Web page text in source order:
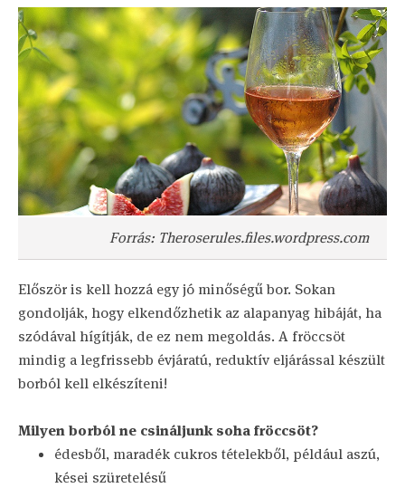
Forrás: Theroserules.files.wordpress.com
Először is kell hozzá egy jó minőségű bor. Sokan
gondolják, hogy elkendőzhetik az alapanyag hibáját, ha
szódával hígítják, de ez nem megoldás. A fröccsöt
mindig a legfrissebb évjáratú, reduktív eljárással készült
borból kell elkészíteni!
Milyen borból ne csináljunk soha fröccsöt?
édesből, maradék cukros tételekből, például aszú,
kései szüretelésű